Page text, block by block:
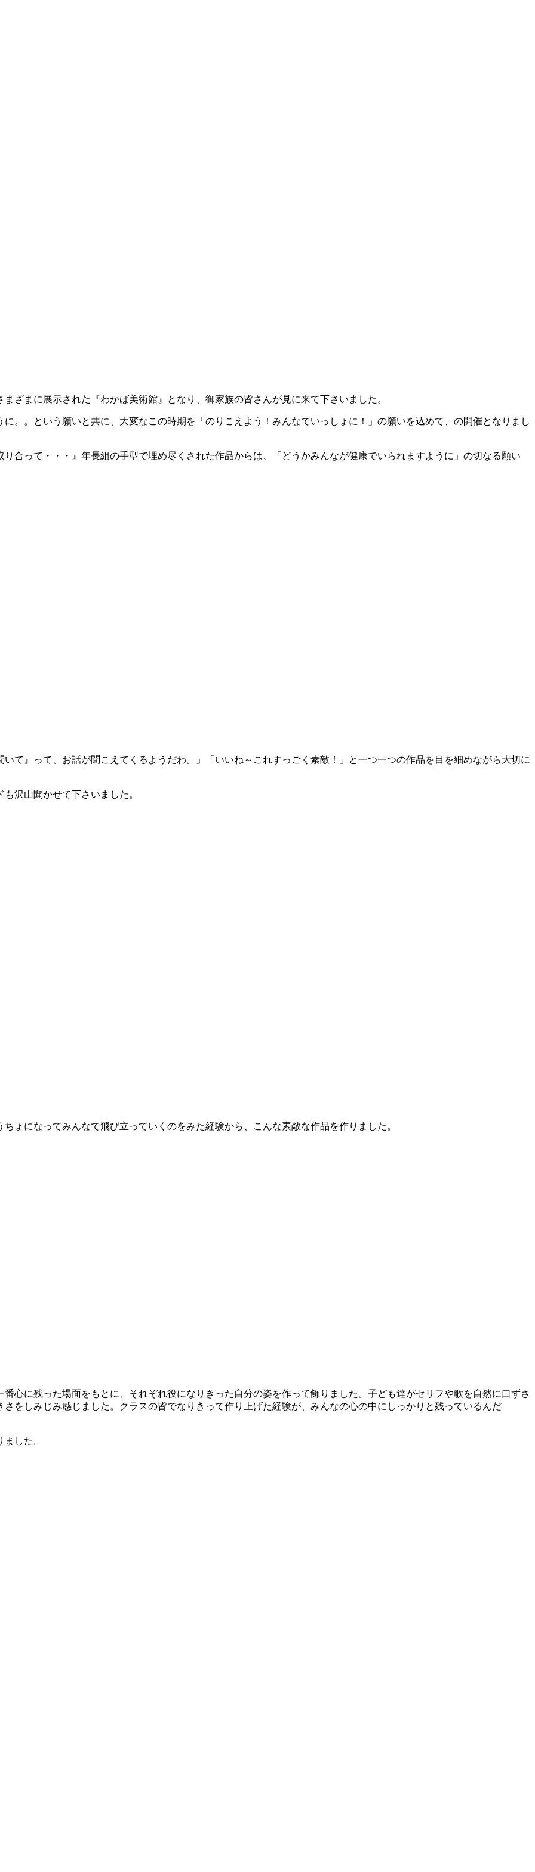
ざまに展示された『わかば美術館』となり、御家族の皆さんが見に来て下さいました。
。。という願いと共に、大変なこの時期を「のりこえよう！みんなでいっしょに！」の願いを込めて、の開催となりまし
合って・・・』年長組の手型で埋め尽くされた作品からは、「どうかみんなが健康でいられますように」の切なる願い
て』って、お話が聞こえてくるようだわ。」「いいね～これすっごく素敵！」と一つ一つの作品を目を細めながら大切に
沢山聞かせて下さいました。
ょになってみんなで飛び立っていくのをみた経験から、こんな素敵な作品を作りました。
心に残った場面をもとに、それぞれ役になりきった自分の姿を作って飾りました。子ども達がセリフや歌を自然に口ずさ
をしみじみ感じました。クラスの皆でなりきって作り上げた経験が、みんなの心の中にしっかりと残っているんだ
した。